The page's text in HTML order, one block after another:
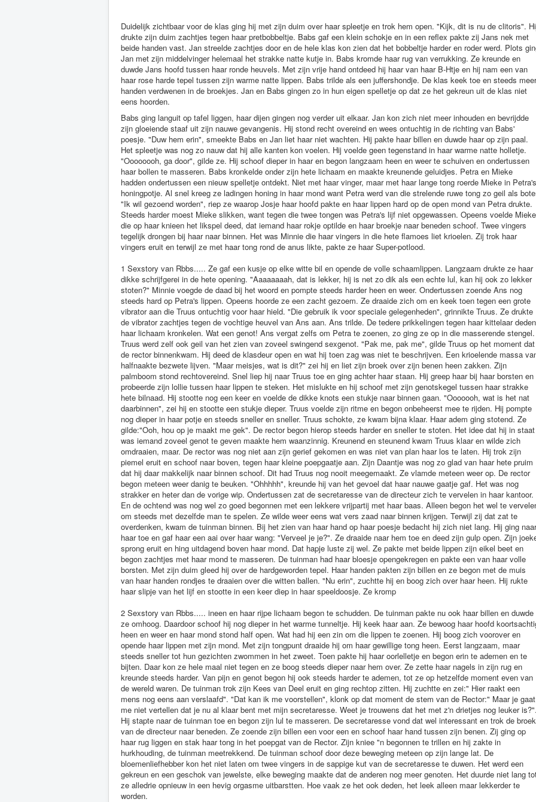
Duidelijk zichtbaar voor de klas ging hij met zijn duim over haar spleetje en trok hem open. "Kijk, dit is nu de clitoris".
drukte zijn duim zachtjes tegen haar pretbobbeltje. Babs gaf een klein schokje en in een reflex pakte zij Jans nek met
beide handen vast. Jan streelde zachtjes door en de hele klas kon zien dat het bobbeltje harder en roder werd. Plots
Jan met zijn middelvinger helemaal het strakke natte kutje in. Babs kromde haar rug van verrukking. Ze kreunde en
duwde Jans hoofd tussen haar ronde heuvels. Met zijn vrije hand ontdeed hij haar van haar B-Htje en hij nam een van
haar rose harde tepel tussen zijn warme natte lippen. Babs trilde als een juffershondje. De klas keek toe en steeds meer
handen verdwenen in de broekjes. Jan en Babs gingen zo in hun eigen spelletje op dat ze het gekreun uit de klas niet
eens hoorden.
Babs ging languit op tafel liggen, haar dijen gingen nog verder uit elkaar. Jan kon zich niet meer inhouden en bevrijdde
zijn gloeiende staaf uit zijn nauwe gevangenis. Hij stond recht overeind en wees ontuchtig in de richting van Babs'
poesje. "Duw hem erin", smeekte Babs en Jan liet haar niet wachten. Hij pakte haar billen en duwde haar op zijn paal.
Het spleetje was nog zo nauw dat hij alle kanten kon voelen. Hij voelde geen tegenstand in haar warme natte holletje.
"Oooooooh, ga door", gilde ze. Hij schoof dieper in haar en begon langzaam heen en weer te schuiven en ondertussen
haar bollen te masseren. Babs kronkelde onder zijn hete lichaam en maakte kreunende geluidjes. Petra en Mieke
hadden ondertussen een nieuw spelletje ontdekt. Niet met haar vinger, maar met haar lange tong roerde Mieke in Petra's
honingpotje. Al snel kreeg ze ladingen honing in haar mond want Petra werd van die strelende ruwe tong zo geil als
"Ik wil gezoend worden", riep ze waarop Josje haar hoofd pakte en haar lippen hard op de open mond van Petra drukte.
Steeds harder moest Mieke slikken, want tegen die twee tongen was Petra's lijf niet opgewassen. Opeens voelde
die op haar knieen het likspel deed, dat iemand haar rokje optilde en haar broekje naar beneden schoof. Twee vingers
tegelijk drongen bij haar naar binnen. Het was Minnie die haar vingers in die hete flamoes liet krioelen. Zij trok haar
vingers eruit en terwijl ze met haar tong rond de anus likte, pakte ze haar Super-potlood.
1 Sexstory van Rbbs..... Ze gaf een kusje op elke witte bil en opende de volle schaamlippen. Langzaam drukte ze haar
dikke schrijfgerei in de hete opening. "Aaaaaaaah, dat is lekker, hij is net zo dik als een echte lul, kan hij ook zo lekker
stoten?" Minnie voegde de daad bij het woord en pompte steeds harder heen en weer. Ondertussen zoende Ans nog
steeds hard op Petra's lippen. Opeens hoorde ze een zacht gezoem. Ze draaide zich om en keek toen tegen een grote
vibrator aan die Truus ontuchtig voor haar hield. "Die gebruik ik voor speciale gelegenheden", grinnikte Truus. Ze drukte
de vibrator zachtjes tegen de vochtige heuvel van Ans aan. Ans trilde. De tedere prikkelingen tegen haar kittelaar deden
haar lichaam kronkelen. Wat een genot! Ans vergat zelfs om Petra te zoenen, zo ging ze op in die masserende stengel.
Truus werd zelf ook geil van het zien van zoveel swingend sexgenot. "Pak me, pak me", gilde Truus op het moment dat
de rector binnenkwam. Hij deed de klasdeur open en wat hij toen zag was niet te beschrijven. Een krioelende massa
halfnaakte bezwete lijven. "Maar meisjes, wat is dit?" zei hij en liet zijn broek over zijn benen heen zakken. Zijn
palmboom stond rechtovereind. Snel liep hij naar Truus toe en ging achter haar staan. Hij greep haar bij haar borsten en
probeerde zijn lollie tussen haar lippen te steken. Het mislukte en hij schoof met zijn genotskegel tussen haar strakke
hete bilnaad. Hij stootte nog een keer en voelde de dikke knots een stukje naar binnen gaan. "Ooooooh, wat is het nat
daarbinnen", zei hij en stootte een stukje dieper. Truus voelde zijn ritme en begon onbeheerst mee te rijden. Hij pompte
nog dieper in haar potje en steeds sneller en sneller. Truus schokte, ze kwam bijna klaar. Haar adem ging stotend. Ze
gilde:"Ooh, hou op je maakt me gek". De rector begon hierop steeds harder en sneller te stoten. Het idee dat hij in staat
was iemand zoveel genot te geven maakte hem waanzinnig. Kreunend en steunend kwam Truus klaar en wilde zich
omdraaien, maar. De rector was nog niet aan zijn gerief gekomen en was niet van plan haar los te laten. Hij trok zijn
piemel eruit en schoof naar boven, tegen haar kleine poepgaatje aan. Zijn Daantje was nog zo glad van haar hete pruim
dat hij daar makkelijk naar binnen schoof. Dit had Truus nog nooit meegemaakt. Ze vlamde meteen weer op. De rector
begon meteen weer danig te beuken. "Ohhhhh", kreunde hij van het gevoel dat haar nauwe gaatje gaf. Het was nog
strakker en heter dan de vorige wip. Ondertussen zat de secretaresse van de directeur zich te vervelen in haar kantoor.
En de ochtend was nog wel zo goed begonnen met een lekkere vrijpartij met haar baas. Alleen begon het wel te
om steeds met dezelfde man te spelen. Ze wilde weer eens wat vers zaad naar binnen krijgen. Terwijl zij dat zat te
overdenken, kwam de tuinman binnen. Bij het zien van haar hand op haar poesje bedacht hij zich niet lang. Hij ging naar
haar toe en gaf haar een aai over haar wang: "Verveel je je?". Ze draaide naar hem toe en deed zijn gulp open. Zijn
sprong eruit en hing uitdagend boven haar mond. Dat hapje luste zij wel. Ze pakte met beide lippen zijn eikel beet en
begon zachtjes met haar mond te masseren. De tuinman had haar bloesje opengekregen en pakte een van haar volle
borsten. Met zijn duim gleed hij over de hardgeworden tepel. Haar handen pakten zijn billen en ze begon met de muis
van haar handen rondjes te draaien over die witten ballen. "Nu erin", zuchtte hij en boog zich over haar heen. Hij rukte
haar slipje van het lijf en stootte in een keer diep in haar speeldoosje. Ze kromp
2 Sexstory van Rbbs..... ineen en haar rijpe lichaam begon te schudden. De tuinman pakte nu ook haar billen en duwde
ze omhoog. Daardoor schoof hij nog dieper in het warme tunneltje. Hij keek haar aan. Ze bewoog haar hoofd
heen en weer en haar mond stond half open. Wat had hij een zin om die lippen te zoenen. Hij boog zich voorover en
opende haar lippen met zijn mond. Met zijn tongpunt draaide hij om haar gewillige tong heen. Eerst langzaam, maar
steeds sneller tot hun gezichten zwommen in het zweet. Toen pakte hij haar oorlelletje en begon erin te ademen en te
bijten. Daar kon ze hele maal niet tegen en ze boog steeds dieper naar hem over. Ze zette haar nagels in zijn rug en
kreunde steeds harder. Van pijn en genot begon hij ook steeds harder te ademen, tot ze op hetzelfde moment even van
de wereld waren. De tuinman trok zijn Kees van Deel eruit en ging rechtop zitten. Hij zuchtte en zei:" Hier raakt een
mens nog eens aan verslaafd". "Dat kan ik me voorstellen", klonk op dat moment de stem van de Rector:" Maar je gaat
me niet vertellen dat je nu al klaar bent met mijn secretaresse. Weet je trouwens dat het met z'n drietjes nog leuker
Hij stapte naar de tuinman toe en begon zijn lul te masseren. De secretaresse vond dat wel interessant en trok de broek
van de directeur naar beneden. Ze zoende zijn billen een voor een en schoof haar hand tussen zijn benen. Zij ging op
haar rug liggen en stak haar tong in het poepgat van de Rector. Zijn kniee "n begonnen te trillen en hij zakte in
hurkhouding, de tuinman meetrekkend. De tuinman schoof door deze beweging meteen op zijn lange lat. De
bloemenliefhebber kon het niet laten om twee vingers in de sappige kut van de secretaresse te duwen. Het werd een
gekreun en een geschok van jewelste, elke beweging maakte dat de anderen nog meer genoten. Het duurde niet lang
ze alledrie opnieuw in een hevig orgasme uitbarstten. Hoe vaak ze het ook deden, het leek alleen maar lekkerder te
worden.